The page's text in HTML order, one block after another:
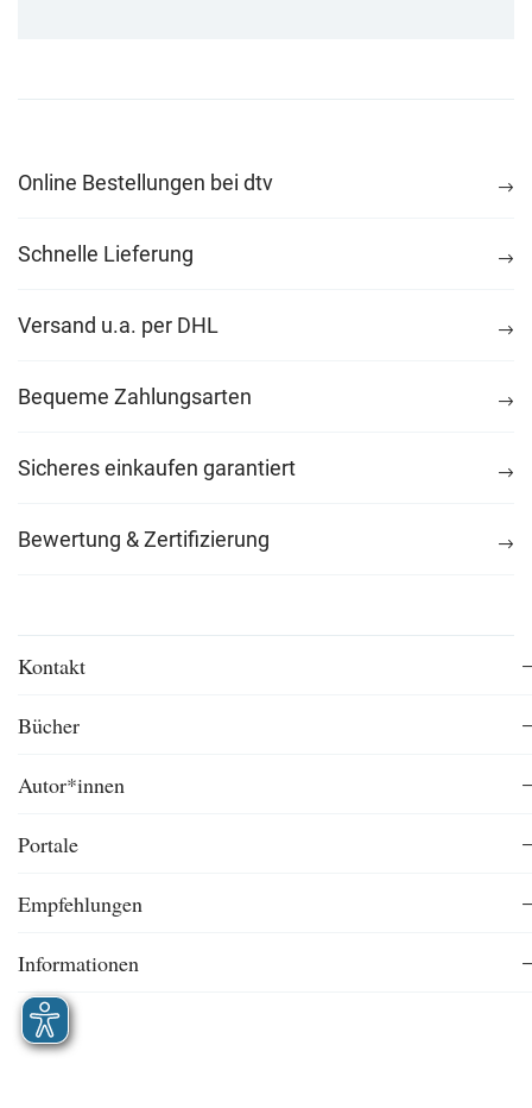
Online Bestellungen bei dtv
Schnelle Lieferung
Versand u.a. per DHL
Bequeme Zahlungsarten
Sicheres einkaufen garantiert
Bewertung & Zertifizierung
Kontakt
Bücher
Autor*innen
Portale
Empfehlungen
Informationen